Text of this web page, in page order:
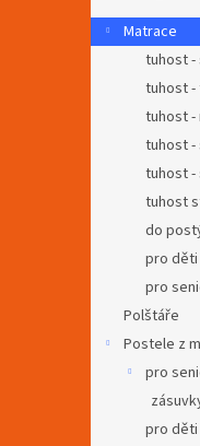
r
a
Matrace
tuhost
tuhost -
tuhost -
tuhost -
tuhost
tuhost
do
pro
pro
Polštáře
Postele z
pro
pro